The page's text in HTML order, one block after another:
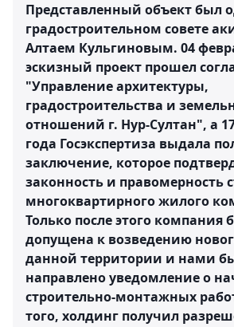
Представленный объект был
градостроительном совете
Алтаем Кульгиновым. 04
эскизный проект прошел
"Управление архитектуры,
градостроительства и
отношений г. Нур-Султан", а
года Госэкспертиза выдала
заключение, которое
законность и правомерность
многоквартирного жилого
Только после этого компания
допущена к возведению
данной территории и нами
направлено уведомление о
строительно-монтажных
того, холдинг получил